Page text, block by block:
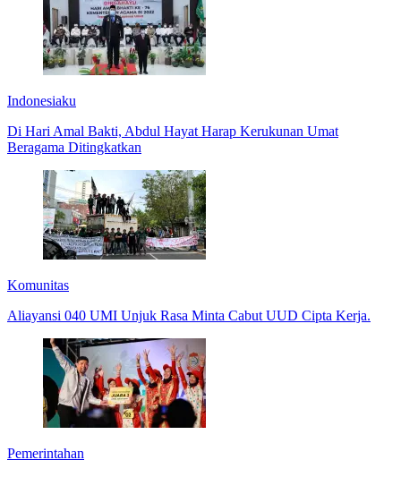
Indonesiaku
Di Hari Amal Bakti, Abdul Hayat Harap Kerukunan Umat
Beragama Ditingkatkan
Komunitas
Aliayansi 040 UMI Unjuk Rasa Minta Cabut UUD Cipta Kerja.
Pemerintahan